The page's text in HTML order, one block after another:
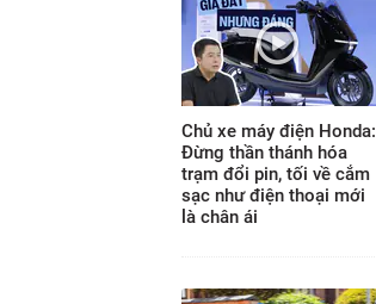
Chủ xe máy điện Honda:
Đừng thần thánh hóa
trạm đổi pin, tối về cắm
sạc như điện thoại mới
là chân ái